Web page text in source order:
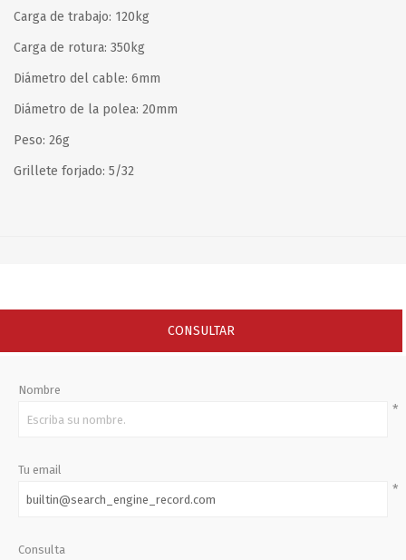
Carga de trabajo: 120kg
Carga de rotura: 350kg
Diámetro del cable: 6mm
Diámetro de la polea: 20mm
Peso: 26g
Grillete forjado: 5/32
CONSULTAR
Nombre
*
Tu email
*
Consulta